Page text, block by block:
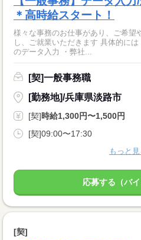
＊高時給スタート！
様々な事務のお仕事があり、ご希望
し、ご就業いただきます 具体的に
のデータ入力 ・弊社...
[契]一般事務職
[勤務地]/兵庫県淡路市
[契]時給1,300円〜1,500円
[契]09:00〜17:30
もっと見
応募する（バイ
[契]